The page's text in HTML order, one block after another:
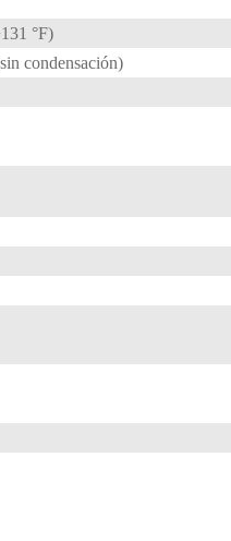
°F)
condensación)